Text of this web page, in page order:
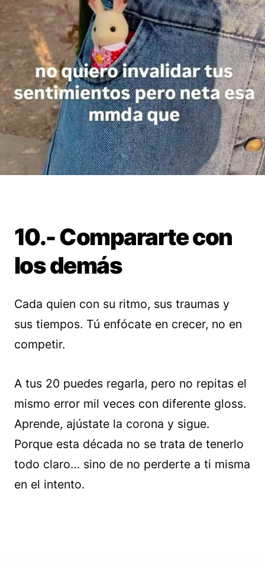
10.- Compararte con
los demás
Cada quien con su ritmo, sus traumas y
sus tiempos. Tú enfócate en crecer, no en
competir.
A tus 20 puedes regarla, pero no repitas el
mismo error mil veces con diferente gloss.
Aprende, ajústate la corona y sigue.
Porque esta década no se trata de tenerlo
todo claro… sino de no perderte a ti misma
en el intento.